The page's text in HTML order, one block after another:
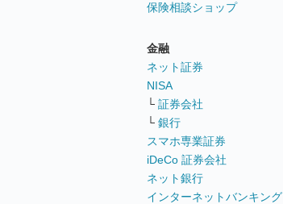
保険相談ショップ
金融
ネット証券
NISA
└ 証券会社
└ 銀行
スマホ専業証券
iDeCo 証券会社
ネット銀行
インターネットバンキング